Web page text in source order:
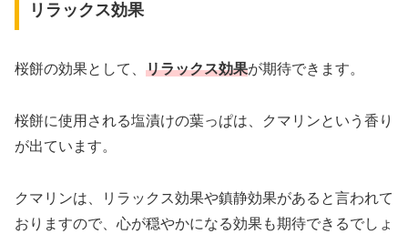
リラックス効果
桜餅の効果として、 リラックス効果が期待できます。
桜餅に使用される塩漬けの葉っぱは、クマリンという香り
が出ています。
クマリンは、リラックス効果や鎮静効果があると言われて
おりますので、心が穏やかになる効果も期待できるでしょ